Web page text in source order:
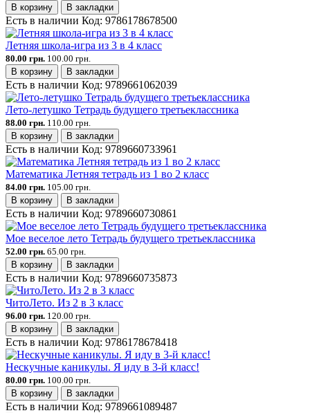
В корзину
В закладки
Есть в наличии Код: 9786178678500
Летняя школа-игра из 3 в 4 класс
80.00 грн. 100.00 грн.
В корзину
В закладки
Есть в наличии Код: 9789661062039
Лето-летушко Тетрадь будущего третьеклассника
88.00 грн. 110.00 грн.
В корзину
В закладки
Есть в наличии Код: 9789660733961
Математика Летняя тетрадь из 1 во 2 класс
84.00 грн. 105.00 грн.
В корзину
В закладки
Есть в наличии Код: 9789660730861
Мое веселое лето Тетрадь будущего третьеклассника
52.00 грн. 65.00 грн.
В корзину
В закладки
Есть в наличии Код: 9789660735873
ЧитоЛето. Из 2 в 3 класс
96.00 грн. 120.00 грн.
В корзину
В закладки
Есть в наличии Код: 9786178678418
Нескучные каникулы. Я иду в 3-й класс!
80.00 грн. 100.00 грн.
В корзину
В закладки
Есть в наличии Код: 9789661089487